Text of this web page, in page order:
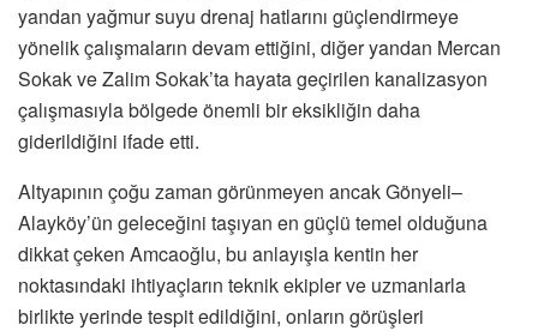
yandan yağmur suyu drenaj hatlarını güçlendirmeye
yönelik çalışmaların devam ettiğini, diğer yandan Mercan
Sokak ve Zalim Sokak’ta hayata geçirilen kanalizasyon
çalışmasıyla bölgede önemli bir eksikliğin daha
giderildiğini ifade etti.
Altyapının çoğu zaman görünmeyen ancak Gönyeli–
Alayköy’ün geleceğini taşıyan en güçlü temel olduğuna
dikkat çeken Amcaoğlu, bu anlayışla kentin her
noktasındaki ihtiyaçların teknik ekipler ve uzmanlarla
birlikte yerinde tespit edildiğini, onların görüşleri